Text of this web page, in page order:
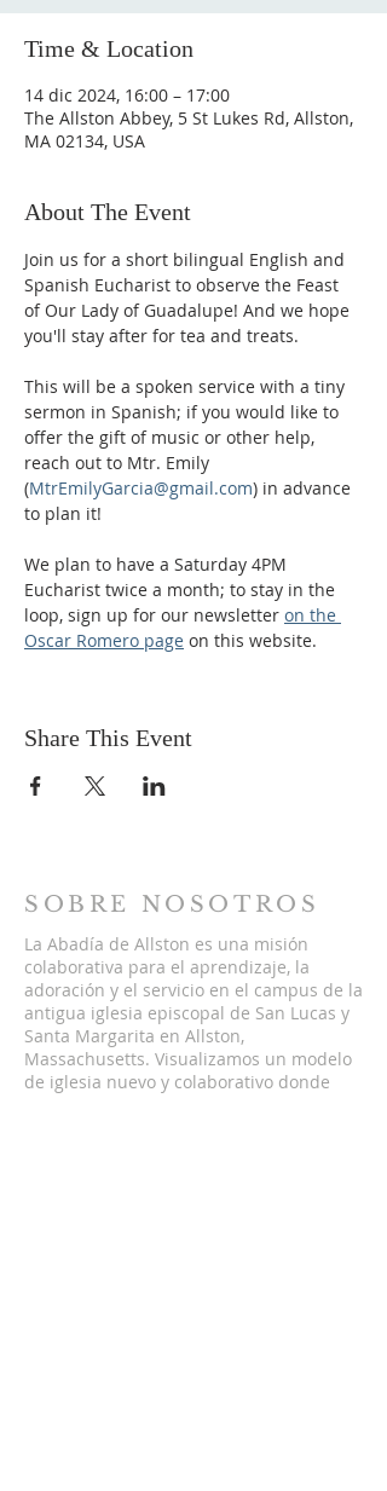
Time & Location
14 dic 2024, 16:00 – 17:00
The Allston Abbey, 5 St Lukes Rd, Allston,
MA 02134, USA
About The Event
Join us for a short bilingual English and
Spanish Eucharist to observe the Feast
of Our Lady of Guadalupe! And we hope
you'll stay after for tea and treats.
This will be a spoken service with a tiny
sermon in Spanish; if you would like to
offer the gift of music or other help,
reach out to Mtr. Emily
(MtrEmilyGarcia@gmail.com) in advance
to plan it!
We plan to have a Saturday 4PM
Eucharist twice a month; to stay in the
loop, sign up for our newsletter on the
Oscar Romero page on this website.
Share This Event
SOBRE NOSOTROS
La Abadía de Allston es una misión
colaborativa para el aprendizaje, la
adoración y el servicio en el campus de la
antigua iglesia episcopal de San Lucas y
Santa Margarita en Allston,
Massachusetts. Visualizamos un modelo
de iglesia nuevo y colaborativo donde